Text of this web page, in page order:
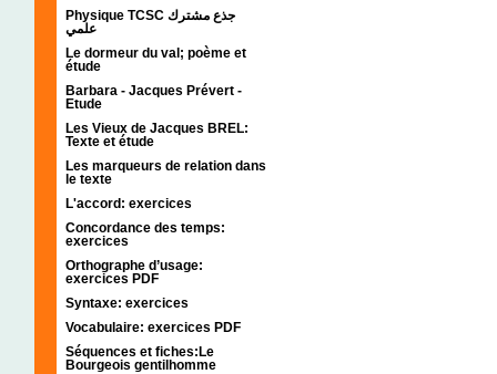
Physique TCSC جذع مشترك
علمي
Le dormeur du val; poème et
étude
Barbara - Jacques Prévert -
Etude
Les Vieux de Jacques BREL:
Texte et étude
Les marqueurs de relation dans
le texte
L'accord: exercices
Concordance des temps:
exercices
Orthographe d’usage:
exercices PDF
Syntaxe: exercices
Vocabulaire: exercices PDF
Séquences et fiches:Le
Bourgeois gentilhomme